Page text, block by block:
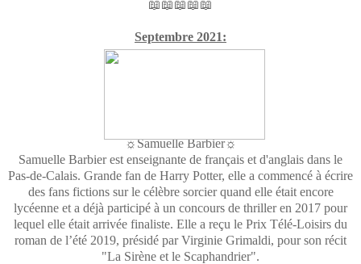
📖📖📖📖📖
Septembre 2021:
☼Samuelle Barbier☼
Samuelle Barbier est enseignante de français et d'anglais dans le
Pas-de-Calais. Grande fan de Harry Potter, elle a commencé à écrire
des fans fictions sur le célèbre sorcier quand elle était encore
lycéenne et a déjà participé à un concours de thriller en 2017 pour
lequel elle était arrivée finaliste. Elle a reçu le Prix Télé-Loisirs du
roman de l’été 2019, présidé par Virginie Grimaldi, pour son récit
"La Sirène et le Scaphandrier".